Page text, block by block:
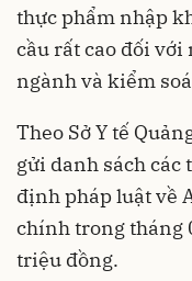
thực phẩm nhập
cầu rất cao đối
ngành và kiểm
Theo Sở Y tế
gửi danh sách các
định pháp luật về
chính trong tháng
triệu đồng.